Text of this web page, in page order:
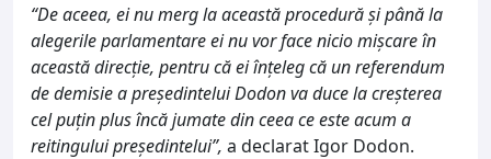
“De aceea, ei nu merg la această procedură şi până la
alegerile parlamentare ei nu vor face nicio mişcare în
această direcţie, pentru că ei înţeleg că un referendum
de demisie a preşedintelui Dodon va duce la creşterea
cel puţin plus încă jumate din ceea ce este acum a
reitingului preşedintelui”, a declarat Igor Dodon.